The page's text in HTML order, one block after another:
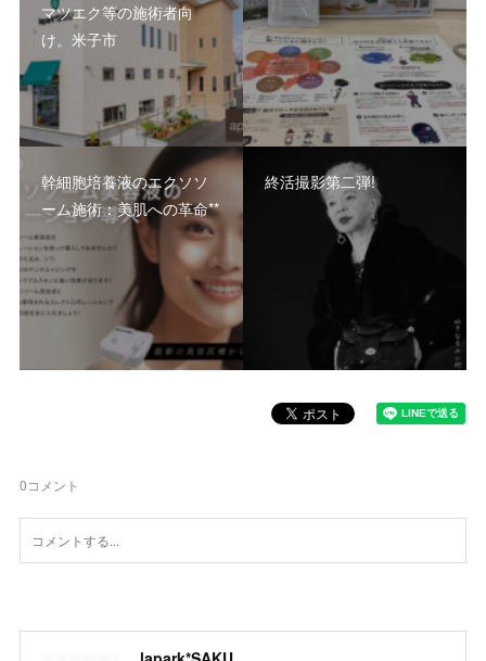
マツエク等の施術者向
け。米子市
幹細胞培養液のエクソソ
ーム施術：美肌への革命**
終活撮影第二弾!
0コメント